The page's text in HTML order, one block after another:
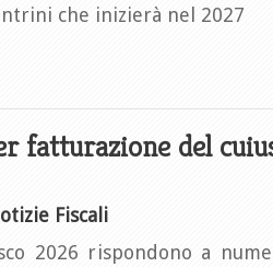
che inizierà nel 2027
fatturazione del
Fiscali
2026 rispondono a